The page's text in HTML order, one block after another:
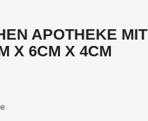
APOTHEKE MIT
X 6CM X 4CM